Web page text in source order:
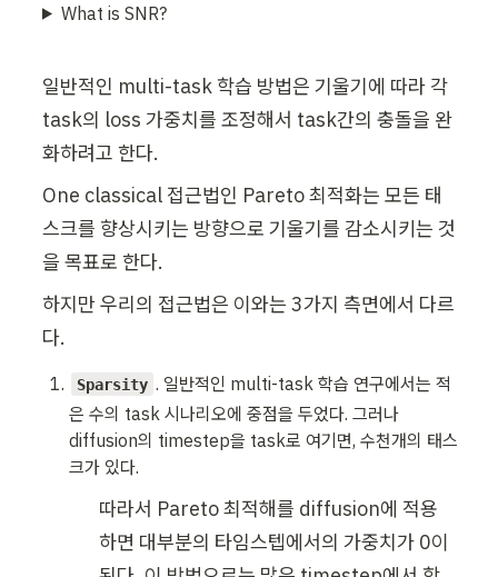
What is SNR?
일반적인 multi-task 학습 방법은 기울기에 따라 각
task의 loss 가중치를 조정해서 task간의 충돌을 완
화하려고 한다.
One classical 접근법인 Pareto 최적화는 모든 태
스크를 향상시키는 방향으로 기울기를 감소시키는 것
을 목표로 한다.
하지만 우리의 접근법은 이와는 3가지 측면에서 다르
다.
Sparsity . 일반적인 multi-task 학습 연구에서는 적
은 수의 task 시나리오에 중점을 두었다. 그러나
diffusion의 timestep을 task로 여기면, 수천개의 태스
크가 있다.
따라서 Pareto 최적해를 diffusion에 적용
하면 대부분의 타임스텝에서의 가중치가 0이